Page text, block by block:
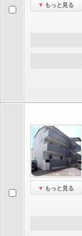
もっと見る
もっと見る